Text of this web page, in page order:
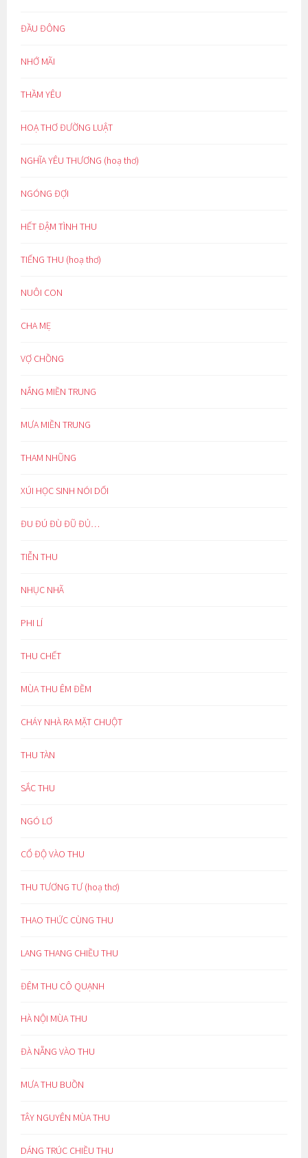
ĐẦU ĐÔNG
NHỚ MÃI
THẦM YÊU
HOẠ THƠ ĐƯỜNG LUẬT
NGHĨA YÊU THƯƠNG (hoạ thơ)
NGÓNG ĐỢI
HẾT ĐẬM TÌNH THU
TIẾNG THU (hoạ thơ)
NUÔI CON
CHA MẸ
VỢ CHỒNG
NẮNG MIỀN TRUNG
MƯA MIỀN TRUNG
THAM NHŨNG
XÚI HỌC SINH NÓI DỐI
ĐU ĐÚ ĐÙ ĐŨ ĐỦ…
TIỄN THU
NHỤC NHÃ
PHI LÍ
THU CHẾT
MÙA THU ÊM ĐỀM
CHÁY NHÀ RA MẶT CHUỘT
THU TÀN
SẮC THU
NGÓ LƠ
CỔ ĐỘ VÀO THU
THU TƯƠNG TƯ (hoạ thơ)
THAO THỨC CÙNG THU
LANG THANG CHIỀU THU
ĐÊM THU CÔ QUẠNH
HÀ NỘI MÙA THU
ĐÀ NẴNG VÀO THU
MƯA THU BUỒN
TÂY NGUYÊN MÙA THU
DÁNG TRÚC CHIỀU THU